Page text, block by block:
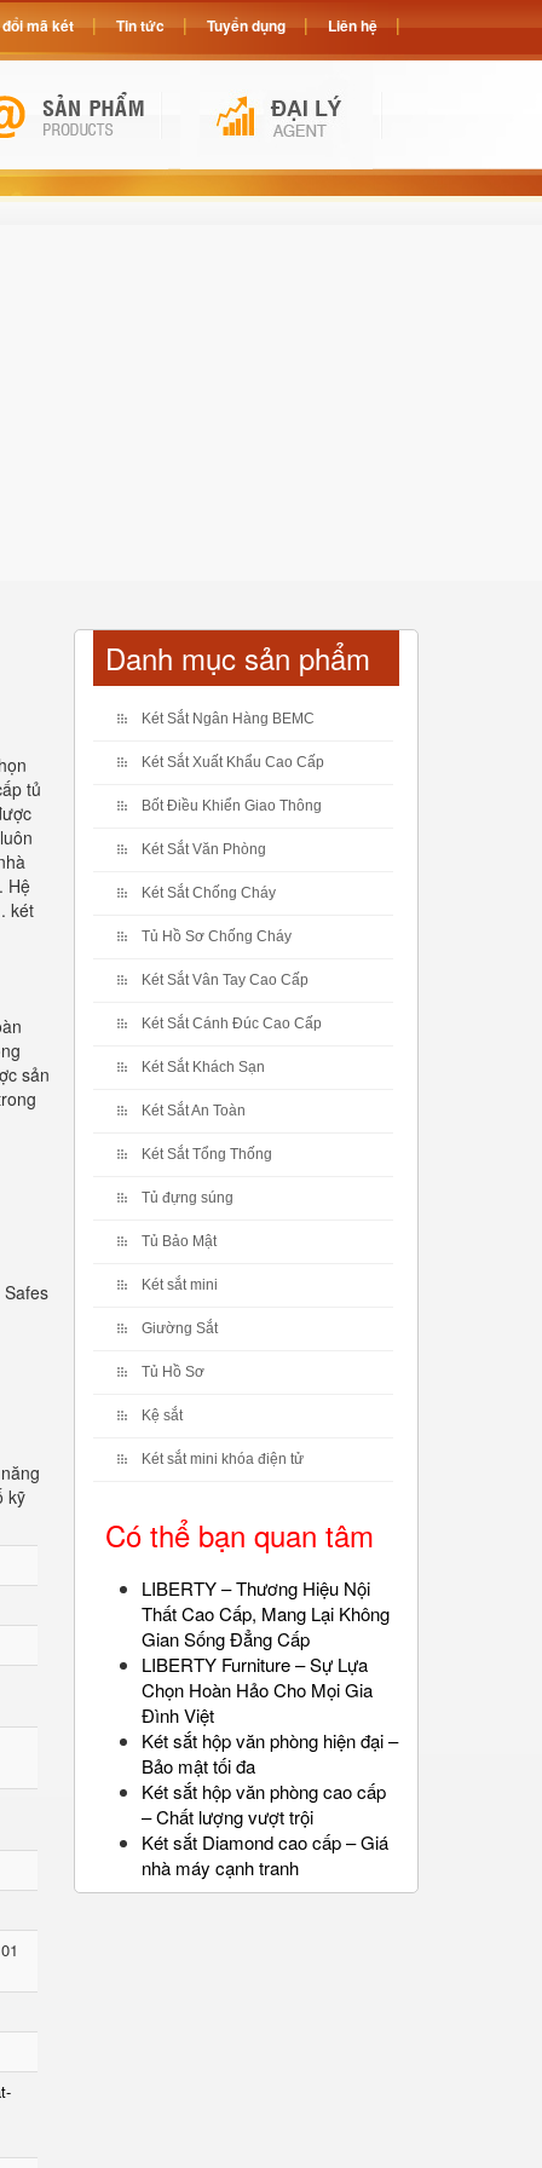
tủ
Hệ
két
sản
kỹ
Danh mục sản phẩm
Két Sắt Ngân Hàng BEMC
Két Sắt Xuất Khẩu Cao Cấp
Bốt Điều Khiển Giao Thông
Két Sắt Văn Phòng
Két Sắt Chống Cháy
Tủ Hồ Sơ Chống Cháy
Két Sắt Vân Tay Cao Cấp
Két Sắt Cánh Đúc Cao Cấp
Két Sắt Khách Sạn
Két Sắt An Toàn
Két Sắt Tổng Thống
Tủ đựng súng
Tủ Bảo Mật
Két sắt mini
Giường Sắt
Tủ Hồ Sơ
Kệ sắt
Két sắt mini khóa điện tử
Có thể bạn quan tâm
LIBERTY – Thương Hiệu Nội
Thất Cao Cấp, Mang Lại Không
Gian Sống Đẳng Cấp
LIBERTY Furniture – Sự Lựa
Chọn Hoàn Hảo Cho Mọi Gia
Đình Việt
Két sắt hộp văn phòng hiện đại –
Bảo mật tối đa
Két sắt hộp văn phòng cao cấp
– Chất lượng vượt trội
Két sắt Diamond cao cấp – Giá
nhà máy cạnh tranh
mã két Tin tức Tuyển dụng Liên hệ